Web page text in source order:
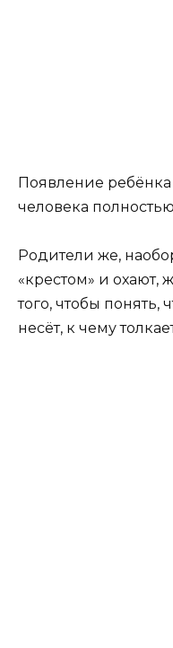
Появление
человека
Родители же,
«крестом» и охают,
того, чтобы понять,
несёт, к чему